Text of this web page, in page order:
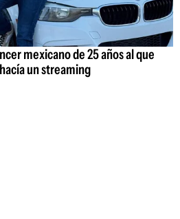
mexicano de 25 años al que
un streaming